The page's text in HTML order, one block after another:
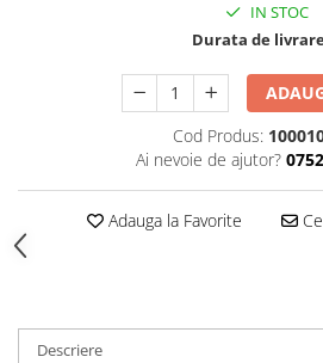
IN STOC
Durata de
Cod Produs:
Ai nevoie de ajutor?
Adauga la Favorite
Descriere